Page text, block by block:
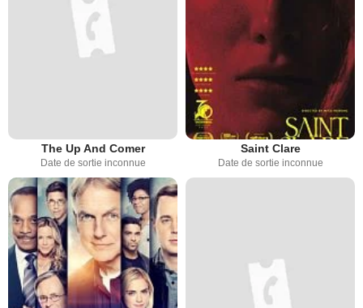
The Up And Comer
Date de sortie inconnue
Saint Clare
Date de sortie inconnue